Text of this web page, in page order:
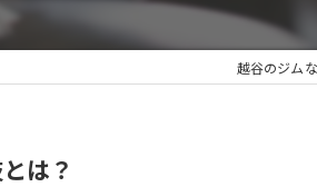
越谷のジム
は？